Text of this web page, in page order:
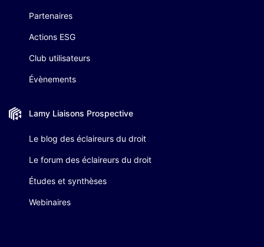
Partenaires
Actions ESG
Club utilisateurs
Évènements
Lamy Liaisons Prospective
Le blog des éclaireurs du droit
Le forum des éclaireurs du droit
Études et synthèses
Webinaires